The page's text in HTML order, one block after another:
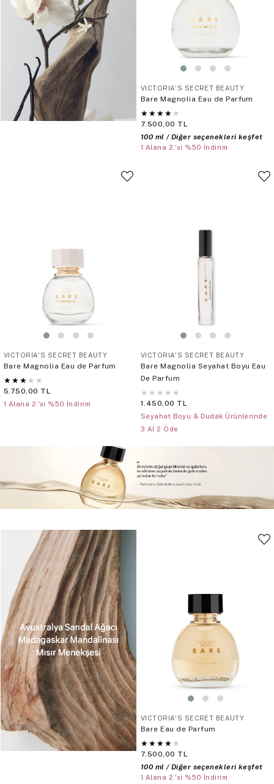
VICTORIA'S SECRET BEAUTY
Bare Magnolia Eau de Parfum
★ ★ ★ ★ ★
7.500,00 TL
100 ml / Diğer seçenekleri keşfet
1 Alana 2.'si %50 İndirim
VICTORIA'S SECRET BEAUTY
Bare Magnolia Eau de Parfum
★ ★ ★ ★ ★
5.750,00 TL
1 Alana 2.'si %50 İndirim
VICTORIA'S SECRET BEAUTY
Bare Magnolia Seyahat Boyu Eau
De Parfum
★ ★ ★ ★ ★
1.450,00 TL
Seyahat Boyu & Dudak Ürünlerinde
3 Al 2 Öde
VICTORIA'S SECRET BEAUTY
Bare Eau de Parfum
★ ★ ★ ★ ★
7.500,00 TL
100 ml / Diğer seçenekleri keşfet
1 Alana 2.'si %50 İndirim